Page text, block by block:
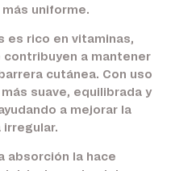
uniforme.
es rico en vitaminas,
contribuyen a mantener
cutánea. Con uso
suave, equilibrada y
a mejorar la
absorción la hace